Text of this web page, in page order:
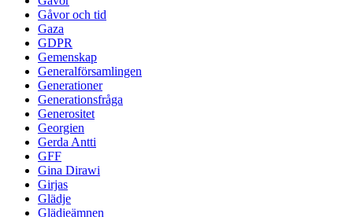
Gåvor och tid
Gaza
GDPR
Gemenskap
Generalförsamlingen
Generationer
Generationsfråga
Generositet
Georgien
Gerda Antti
GFF
Gina Dirawi
Girjas
Glädje
Glädjeämnen